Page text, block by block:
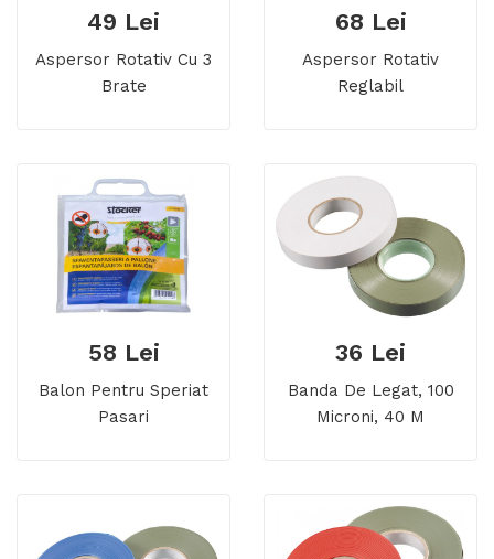
49 Lei
Aspersor Rotativ Cu 3
Brate
68 Lei
Aspersor Rotativ
Reglabil
58 Lei
Balon Pentru Speriat
Pasari
36 Lei
Banda De Legat, 100
Microni, 40 M